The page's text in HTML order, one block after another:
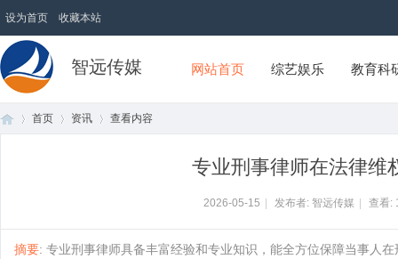
设为首页 收藏本站
智远传媒 网站首页 综艺娱乐 教育科
首页 资讯 查看内容
专业刑事律师在法律维
2026-05-15 发布者: 智远传媒 查看:
摘要: 专业刑事律师具备丰富经验和专业知识，能全方位保障当事人